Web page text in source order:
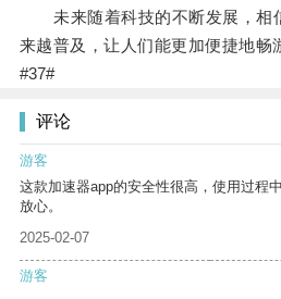
未来随着科技的不断发展，相
来越普及，让人们能更加便捷地畅
#37#
评论
游客
这款加速器app的安全性很高，使用过程
放心。
2025-02-07
游客